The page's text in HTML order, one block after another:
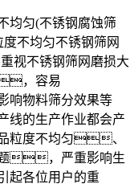
均匀(不锈钢腐蚀筛
不均匀不锈钢筛网
视不锈钢筛网磨损大
，容易
物料筛分效果等
的生产作业都会产
粒度不均匀、
，严重影响生
各位用户的重